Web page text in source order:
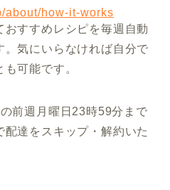
about/how-it-works
すすめレシピを毎週自動
。気にいらなければ自分で
可能です。
前週月曜日23時59分まで
達をスキップ・解約いた